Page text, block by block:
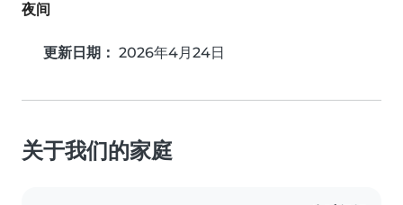
夜间
更新日期： 2026年4月24日
关于我们的家庭